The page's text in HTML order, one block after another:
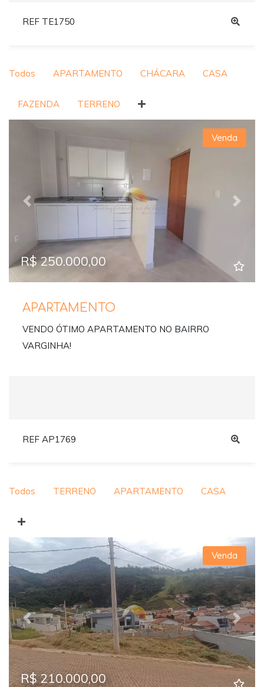
REF TE1750
Todos APARTAMENTO CHÁCARA CASA
FAZENDA TERRENO
Previous Next
Venda
R$ 250.000,00
APARTAMENTO
VENDO ÓTIMO APARTAMENTO NO BAIRRO
VARGINHA!
REF AP1769
Todos TERRENO APARTAMENTO CASA
Previous Next
Venda
R$ 210.000,00